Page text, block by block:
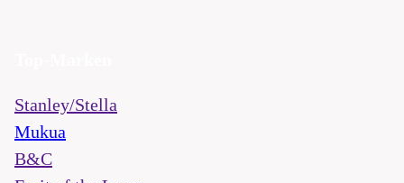
Stanley/Stella
Mukua
B&C